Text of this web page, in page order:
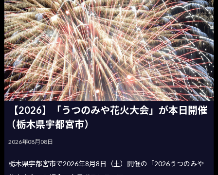
【2026】「うつのみや花火大会」が本日開催
（栃木県宇都宮市）
2026年08月08日
栃木県宇都宮市で2026年8月8日（土）開催の「2026うつのみや